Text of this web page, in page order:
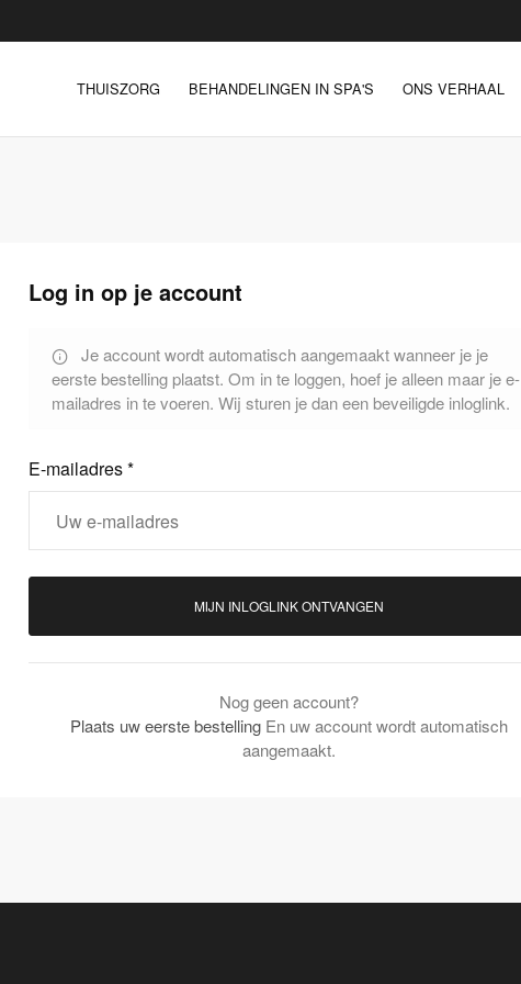
THUISZORG BEHANDELINGEN IN SPA'S ONS VERHAAL
Log in op je account
Je account wordt automatisch aangemaakt wanneer je je
eerste bestelling plaatst. Om in te loggen, hoef je alleen maar je e-
mailadres in te voeren. Wij sturen je dan een beveiligde inloglink.
E-mailadres *
MIJN INLOGLINK ONTVANGEN
Nog geen account?
Plaats uw eerste bestellingEn uw account wordt automatisch
aangemaakt.